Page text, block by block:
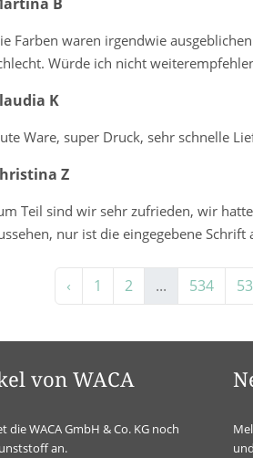
Farben waren irgendwie
Würde ich nicht
K
Ware, super Druck, sehr schnelle
Z
Teil sind wir sehr zufrieden, wir
nur ist die eingegebene
‹ 1 2 ... 534
von WACA
WACA GmbH & Co. KG noch
an.